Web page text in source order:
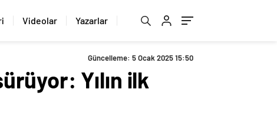
Videolar Yazarlar
Güncelleme: 5 Ocak 2025 15:50
Yılın ilk